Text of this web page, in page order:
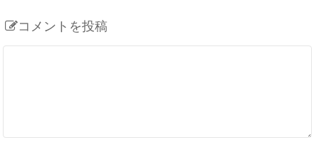
コメントを投稿